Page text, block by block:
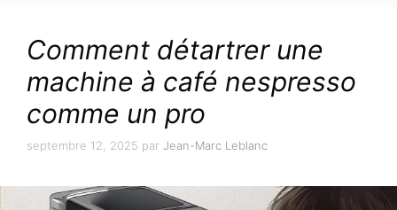
Comment détartrer une
machine à café nespresso
comme un pro
septembre 12, 2025 par Jean-Marc Leblanc